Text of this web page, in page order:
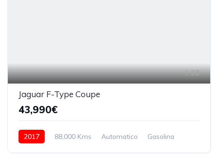
33
Jaguar F-Type Coupe
43,990€
2017 88,000 Kms Automatico Gasolina